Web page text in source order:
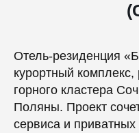
Отель-резиденция
курортный
горного кластера
Поляны. Проект
сервиса и